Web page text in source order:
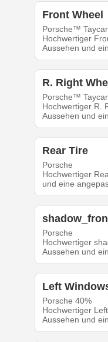
Front Wheel
Porsche™
Hochwertiger
Aussehen und
R. Right
Porsche™
Hochwertiger R.
Aussehen und
Rear Tire
Porsche
Hochwertiger
und eine
Porsche
Hochwertiger
Aussehen und
Left
Porsche 40%
Hochwertiger
Aussehen und